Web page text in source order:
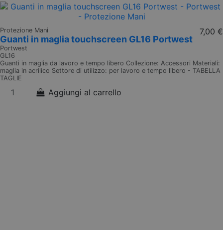
Protezione Mani
Guanti in maglia touchscreen GL16 Portwest
Portwest
GL16
7,00 €
Guanti in maglia da lavoro e tempo libero Collezione: Accessori Materiali:
maglia in acrilico Settore di utilizzo: per lavoro e tempo libero - TABELLA
TAGLIE
Aggiungi al carrello